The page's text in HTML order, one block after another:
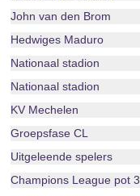
John van den Brom
Hedwiges Maduro
Nationaal stadion
Nationaal stadion
KV Mechelen
Groepsfase CL
Uitgeleende spelers
Champions League pot 3